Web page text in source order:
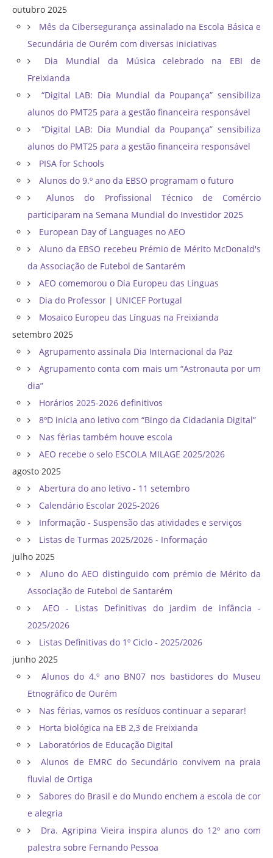
outubro 2025
Mês da Cibersegurança assinalado na Escola Básica e
Secundária de Ourém com diversas iniciativas
Dia Mundial da Música celebrado na EBI de
Freixianda
“Digital LAB: Dia Mundial da Poupança” sensibiliza
alunos do PMT25 para a gestão financeira responsável
“Digital LAB: Dia Mundial da Poupança” sensibiliza
alunos do PMT25 para a gestão financeira responsável
PISA for Schools
Alunos do 9.º ano da EBSO programam o futuro
Alunos do Profissional Técnico de Comércio
participaram na Semana Mundial do Investidor 2025
European Day of Languages no AEO
Aluno da EBSO recebeu Prémio de Mérito McDonald's
da Associação de Futebol de Santarém
AEO comemorou o Dia Europeu das Línguas
Dia do Professor | UNICEF Portugal
Mosaico Europeu das Línguas na Freixianda
setembro 2025
Agrupamento assinala Dia Internacional da Paz
Agrupamento conta com mais um “Astronauta por um
dia”
Horários 2025-2026 definitivos
8ºD inicia ano letivo com “Bingo da Cidadania Digital”
Nas férias também houve escola
AEO recebe o selo ESCOLA MILAGE 2025/2026
agosto 2025
Abertura do ano letivo - 11 setembro
Calendário Escolar 2025-2026
Informação - Suspensão das atividades e serviços
Listas de Turmas 2025/2026 - Informaçáo
julho 2025
Aluno do AEO distinguido com prémio de Mérito da
Associação de Futebol de Santarém
AEO - Listas Definitivas do jardim de infância -
2025/2026
Listas Definitivas do 1º Ciclo - 2025/2026
junho 2025
Alunos do 4.º ano BN07 nos bastidores do Museu
Etnográfico de Ourém
Nas férias, vamos os resíduos continuar a separar!
Horta biológica na EB 2,3 de Freixianda
Laboratórios de Educação Digital
Alunos de EMRC do Secundário convivem na praia
fluvial de Ortiga
Sabores do Brasil e do Mundo enchem a escola de cor
e alegria
Dra. Agripina Vieira inspira alunos do 12º ano com
palestra sobre Fernando Pessoa